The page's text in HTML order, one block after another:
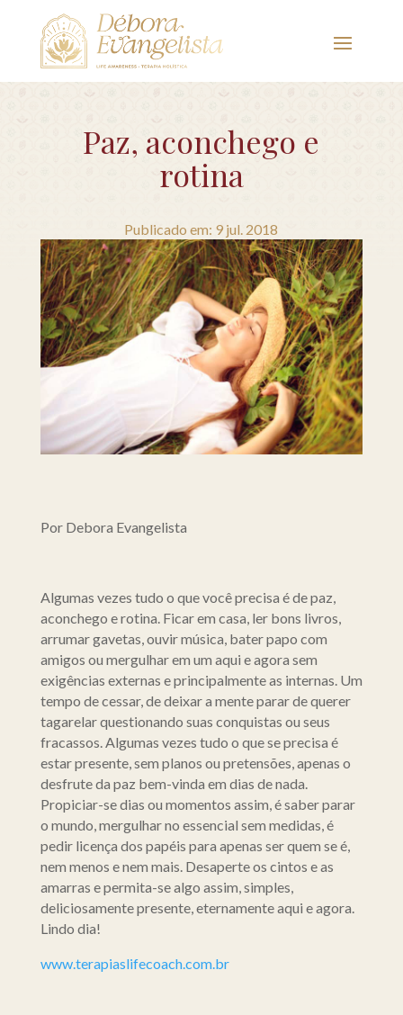
Paz, aconchego e
rotina
Publicado em: 9 jul. 2018
Por Debora Evangelista
Algumas vezes tudo o que você precisa é de paz,
aconchego e rotina. Ficar em casa, ler bons livros,
arrumar gavetas, ouvir música, bater papo com
amigos ou mergulhar em um aqui e agora sem
exigências externas e principalmente as internas. Um
tempo de cessar, de deixar a mente parar de querer
tagarelar questionando suas conquistas ou seus
fracassos. Algumas vezes tudo o que se precisa é
estar presente, sem planos ou pretensões, apenas o
desfrute da paz bem-vinda em dias de nada.
Propiciar-se dias ou momentos assim, é saber parar
o mundo, mergulhar no essencial sem medidas, é
pedir licença dos papéis para apenas ser quem se é,
nem menos e nem mais. Desaperte os cintos e as
amarras e permita-se algo assim, simples,
deliciosamente presente, eternamente aqui e agora.
Lindo dia!
www.terapiaslifecoach.com.br